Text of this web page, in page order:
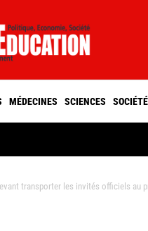
MÉDECINES SCIENCES SOCIÉTÉ
transporter les invités officiels